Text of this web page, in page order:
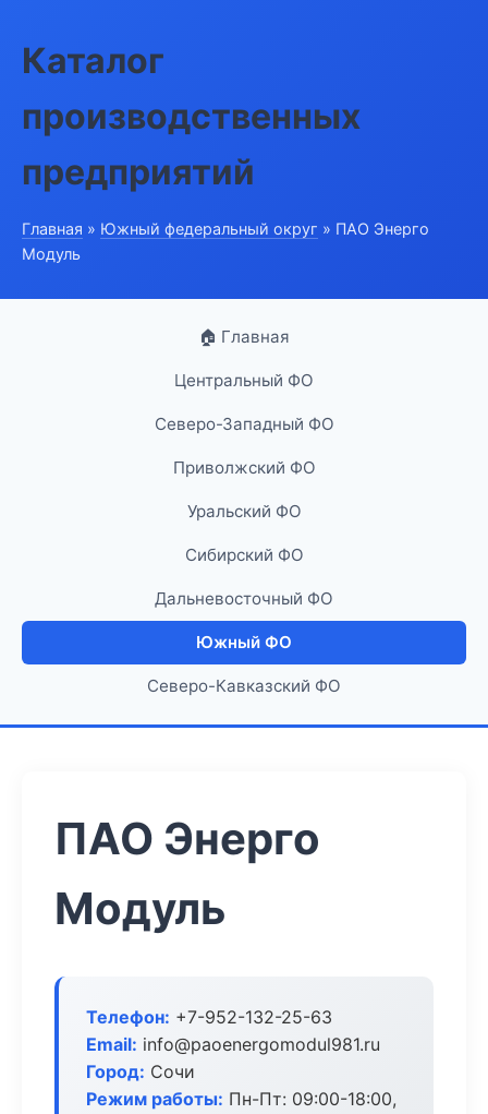
Каталог
производственных
предприятий
Главная » Южный федеральный округ » ПАО Энерго
Модуль
🏠 Главная
Центральный ФО
Северо-Западный ФО
Приволжский ФО
Уральский ФО
Сибирский ФО
Дальневосточный ФО
Южный ФО
Северо-Кавказский ФО
ПАО Энерго
Модуль
Телефон: +7-952-132-25-63
Email: info@paoenergomodul981.ru
Город: Сочи
Режим работы: Пн-Пт: 09:00-18:00,